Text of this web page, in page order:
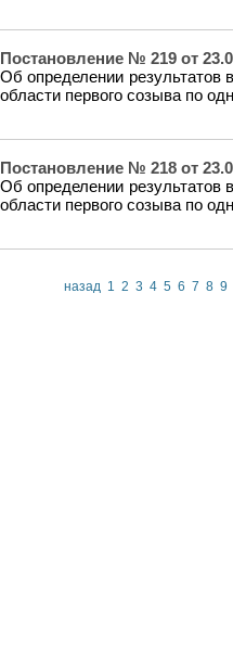
Постановление № 219 от
Об определении результатов
области первого созыва по
Постановление № 218 от
Об определении результатов
области первого созыва по
назад 1 2 3 4 5 6 7 8 9